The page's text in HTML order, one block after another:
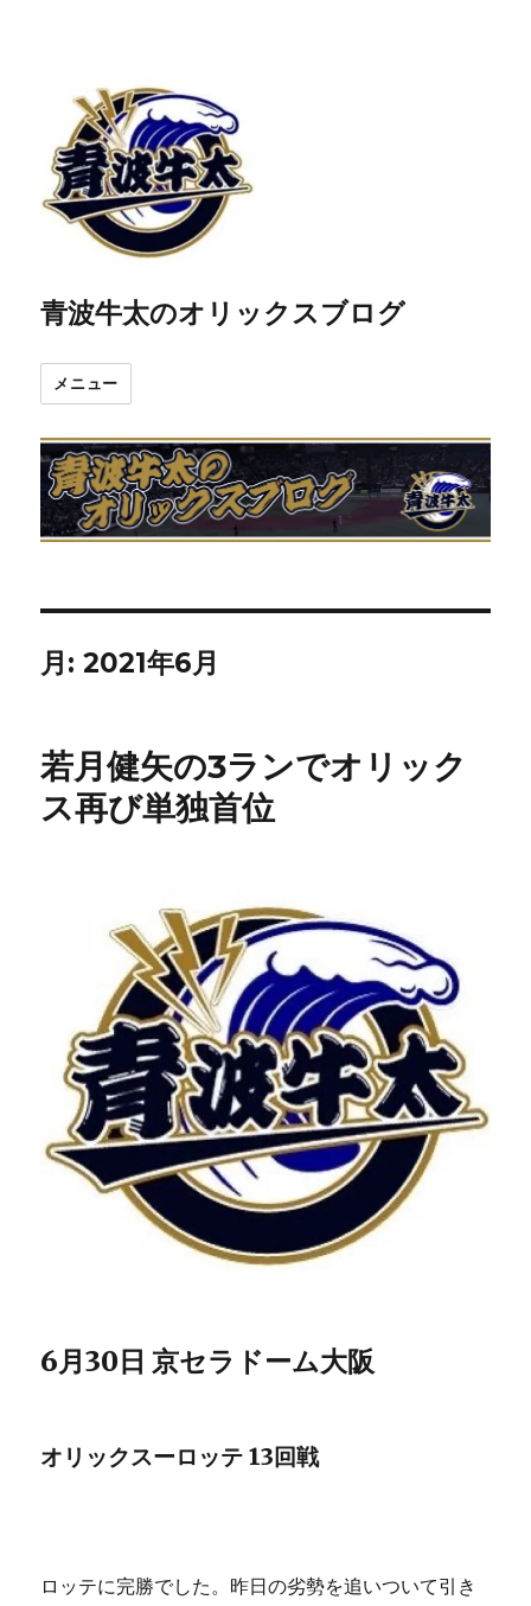
青波牛太のオリックスブログ
メニュー
月:2021年6月
若月健矢の3ランでオリック
ス再び単独首位
6月30日 京セラドーム大阪
オリックスーロッテ 13回戦
ロッテに完勝でした。昨日の劣勢を追いついて引き